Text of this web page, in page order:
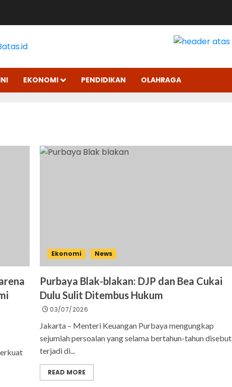
EKONOMI PENDIDIKAN OLAHRAGA
Ekonomi News
Purbaya Blak-blakan: DJP dan Bea Cukai
Dulu Sulit Ditembus Hukum
03/07/2026
Jakarta – Menteri Keuangan Purbaya mengungkap
sejumlah persoalan yang selama bertahun-tahun disebut
terjadi di...
READ MORE